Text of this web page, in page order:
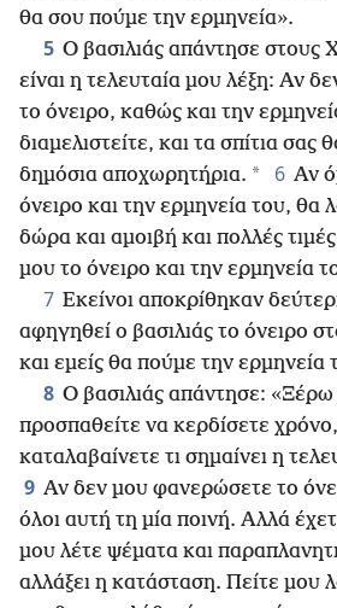
θα σου πούμε την ερμηνεία».
5 Ο βασιλιάς απάντησε στους
είναι η τελευταία μου λέξη: Αν
το όνειρο, καθώς και την
διαμελιστείτε, και τα σπίτια σας
δημόσια αποχωρητήρια. * 6 Αν
όνειρο και την ερμηνεία του, θα
δώρα και αμοιβή και πολλές
μου το όνειρο και την ερμηνεία
7 Εκείνοι αποκρίθηκαν
αφηγηθεί ο βασιλιάς το όνειρο
και εμείς θα πούμε την ερμηνεία
8 Ο βασιλιάς απάντησε: «Ξέρω
προσπαθείτε να κερδίσετε
καταλαβαίνετε τι σημαίνει η
9 Αν δεν μου φανερώσετε το
όλοι αυτή τη μία ποινή. Αλλά
μου λέτε ψέματα και
αλλάξει η κατάσταση. Πείτε μου